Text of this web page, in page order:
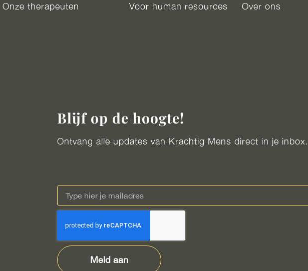
Onze therapeuten
Voor human resources
Over ons
Blijf op de hoogte!
Ontvang alle updates van Krachtig Mens direct in je inbox.
Meld aan